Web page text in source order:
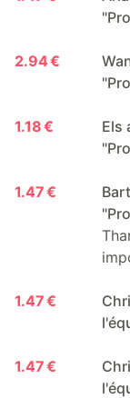
2.94 €
1.18 €
Els
1.47 €
1.47 €
1.47 €